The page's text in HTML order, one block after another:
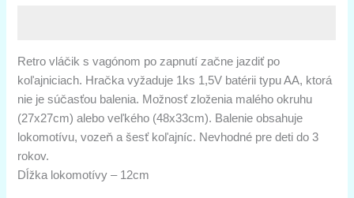
Retro vláčik s vagónom po zapnutí začne jazdiť po
koľajniciach. Hračka vyžaduje 1ks 1,5V batérii typu AA, ktorá
nie je súčasťou balenia. Možnosť zloženia malého okruhu
(27x27cm) alebo veľkého (48x33cm). Balenie obsahuje
lokomotívu, vozeň a šesť koľajníc. Nevhodné pre deti do 3
rokov.
Dĺžka lokomotívy – 12cm